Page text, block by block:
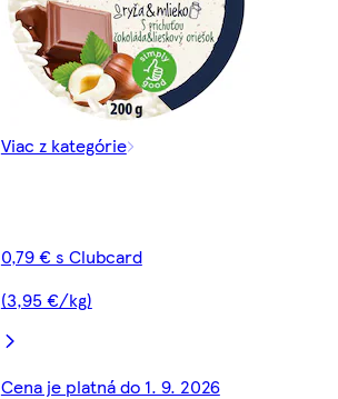
Viac z kategórie
0,79 € s Clubcard
(3,95 €/kg)
Cena je platná do 1. 9. 2026